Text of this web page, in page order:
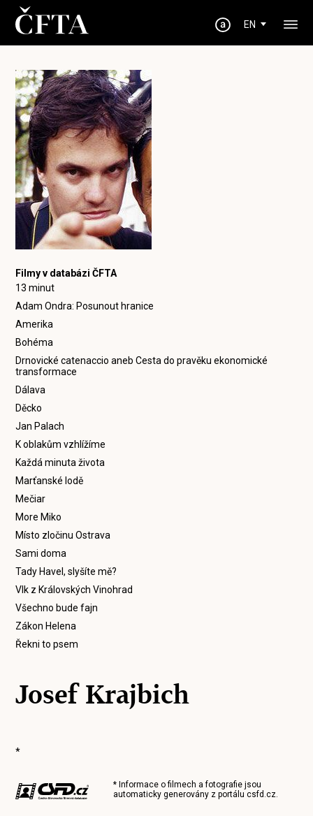
EN
Filmy v databázi ČFTA
13 minut
Adam Ondra: Posunout hranice
Amerika
Bohéma
Drnovické catenaccio aneb Cesta do pravěku ekonomické
transformace
Dálava
Děcko
Jan Palach
K oblakům vzhlížíme
Každá minuta života
Marťanské lodě
Mečiar
More Miko
Místo zločinu Ostrava
Sami doma
Tady Havel, slyšíte mě?
Vlk z Královských Vinohrad
Všechno bude fajn
Zákon Helena
Řekni to psem
Josef Krajbich
*
* Informace o filmech a fotografie jsou
automaticky generovány z portálucsfd.cz.